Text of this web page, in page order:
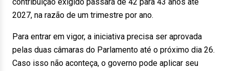
2027, na razão de um trimestre por ano.
Para entrar em vigor, a iniciativa precisa ser aprovada
pelas duas câmaras do Parlamento até o próximo dia 26.
Caso isso não aconteça, o governo pode aplicar seu